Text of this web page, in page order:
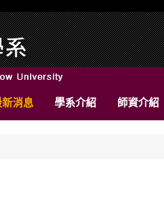
消息 學系介紹 師資介紹